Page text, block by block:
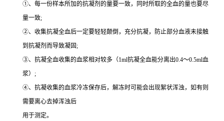
①、每一份样本所加的抗凝剂的量要一致，同时所取的全血的量也要尽
量一致;
②、收集抗凝全血后一定要轻轻颠倒，充分抗凝，防止部分血液未接触
到抗凝剂而导致凝固;
③、抗凝全血收集的血浆相对较多（1ml抗凝全血能分离出0.4～0.5ml血
浆）;
④、抗凝收集的血浆冷冻保存后，解冻时可能会出现絮状浑浊，如有则
需要离心去掉浑浊后
用于测定。